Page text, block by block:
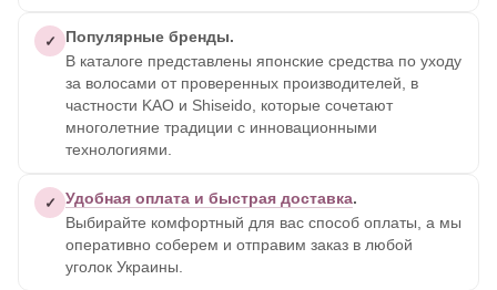
✓
Популярные бренды.
В каталоге представлены японские средства по уходу
за волосами от проверенных производителей, в
частности KAO и Shiseido, которые сочетают
многолетние традиции с инновационными
технологиями.
✓ Удобная оплата и быстрая доставка.
Выбирайте комфортный для вас способ оплаты, а мы
оперативно соберем и отправим заказ в любой
уголок Украины.